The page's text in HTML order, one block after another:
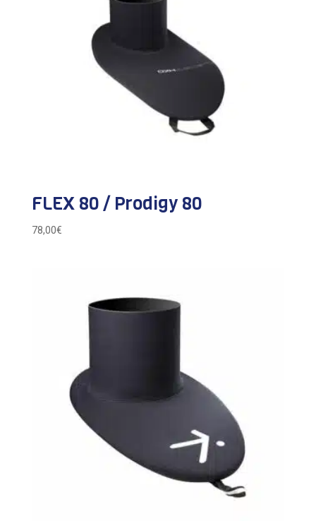
FLEX 80 / Prodigy 80
78,00€